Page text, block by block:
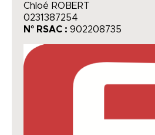
Chloé ROBERT
0231387254
N° RSAC : 902208735